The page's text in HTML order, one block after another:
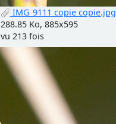
IMG_9111 copie copie.jpg
288.85 Ko, 885x595
vu 213 fois